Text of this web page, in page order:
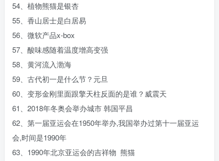
54、植物熊猫是银杏
55、香山居士是白居易
56、微软产品x-box
57、酸味感随着温度增高变强
58、黄河流入渤海
59、古代初一是什么节？元旦
60、变形金刚里面跟擎天柱反面的是谁？威震天
61、2018年冬奥会举办城市 韩国平昌
62、第一届亚运会在1950年举办,我国举办过第十一届亚运
会,时间是1990年
63、1990年北京亚运会的吉祥物 熊猫